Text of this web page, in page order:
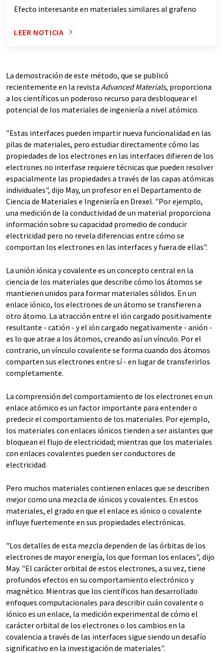
Efecto interesante en materiales similares al grafeno
LEER NOTICIA
La demostración de este método, que se publicó
recientemente en la revista Advanced Materials, proporciona
a los científicos un poderoso recurso para desbloquear el
potencial de los materiales de ingeniería a nivel atómico.
"Estas interfaces pueden impartir nueva funcionalidad en las
pilas de materiales, pero estudiar directamente cómo las
propiedades de los electrones en las interfaces difieren de los
electrones no interfase requiere técnicas que pueden resolver
espacialmente las propiedades a través de las capas atómicas
individuales", dijo May, un profesor en el Departamento de
Ciencia de Materiales e Ingeniería en Drexel. "Por ejemplo,
una medición de la conductividad de un material proporciona
información sobre su capacidad promedio de conducir
electricidad pero no revela diferencias entre cómo se
comportan los electrones en las interfaces y fuera de ellas".
La unión iónica y covalente es un concepto central en la
ciencia de los materiales que describe cómo los átomos se
mantienen unidos para formar materiales sólidos. En un
enlace iónico, los electrones de un átomo se transfieren a
otro átomo. La atracción entre el ión cargado positivamente
resultante - catión - y el ión cargado negativamente - anión -
es lo que atrae a los átomos, creando así un vínculo. Por el
contrario, un vínculo covalente se forma cuando dos átomos
comparten sus electrones entre sí - en lugar de transferirlos
completamente.
La comprensión del comportamiento de los electrones en un
enlace atómico es un factor importante para entender o
predecir el comportamiento de los materiales. Por ejemplo,
los materiales con enlaces iónicos tienden a ser aislantes que
bloquean el flujo de electricidad; mientras que los materiales
con enlaces covalentes pueden ser conductores de
electricidad.
Pero muchos materiales contienen enlaces que se describen
mejor como una mezcla de iónicos y covalentes. En estos
materiales, el grado en que el enlace es iónico o covalente
influye fuertemente en sus propiedades electrónicas.
"Los detalles de esta mezcla dependen de las órbitas de los
electrones de mayor energía, los que forman los enlaces", dijo
May. "El carácter orbital de estos electrones, a su vez, tiene
profundos efectos en su comportamiento electrónico y
magnético. Mientras que los científicos han desarrollado
enfoques computacionales para describir cuán covalente o
iónico es un enlace, la medición experimental de cómo el
carácter orbital de los electrones o los cambios en la
covalencia a través de las interfaces sigue siendo un desafío
significativo en la investigación de materiales".